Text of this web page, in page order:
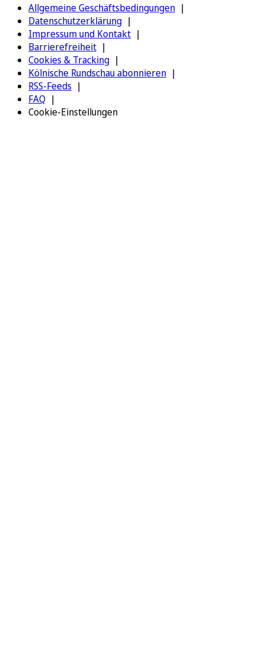
Allgemeine Geschäftsbedingungen
Datenschutzerklärung
Impressum und Kontakt
Barrierefreiheit
Cookies & Tracking
Kölnische Rundschau abonnieren
RSS-Feeds
FAQ
Cookie-Einstellungen